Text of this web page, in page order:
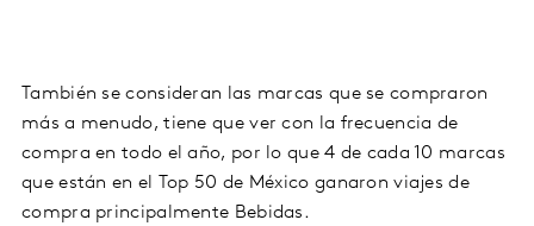
También se consideran las marcas que se compraron
más a menudo, tiene que ver con la frecuencia de
compra en todo el año, por lo que 4 de cada 10 marcas
que están en el Top 50 de México ganaron viajes de
compra principalmente Bebidas.